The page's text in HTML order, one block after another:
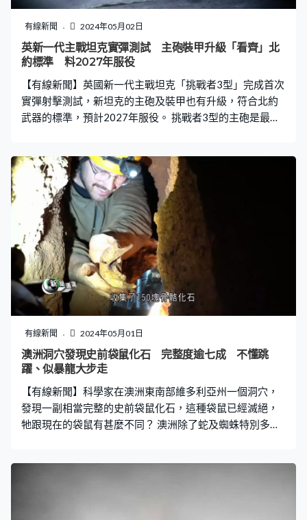
猩猩可能比我們想像中更相似。
有線新聞 2024年05月02日
英新一代主戰坦克實彈測試 主砲裝甲升級「看齊」北
約標準 料2027年服役
【有線新聞】英國新一代主戰坦克「挑戰者3型」完成首次
實彈射擊測試，新坦克的主砲及裝甲也有升級，符合北約
武器的標準，預計2027年服役。 挑戰者3型的主砲是最新
經有四分之一個世紀沒更新過主戰坦克，所以這款挑戰者3
型被視為英國陸軍現代化的象徵，由英國及德國合作研
發，首次實彈測試於德國進行。 主砲由上一代的線膛砲改
成滑膛砲，與北約標準看齊，意味可以跟北約其他坦克共
享彈藥，降低英軍的後勤成本；除了主砲，裝甲及瞄準系
統也有升級，例如砲塔的防護加強了，亦可以用紅外線影
像瞄準；另外挑戰者3型配備防禦系統，能夠偵測來犯的反
坦克飛彈，並且主動截擊，於半空將其摧毀。 新坦克第一
批生產了8輛，之後會再生產148輛，預計2027年投入應
用，至少會服役至2040年。
有線新聞 2024年05月01日
澳洲洞穴發現史前袋鼠化石 完整度逾七成 不懂跳
躍、似暴龍大步走
【有線新聞】科學家在澳洲東南部維多利亞州一個洞穴，
發現一副相當完整的史前袋鼠化石，這種袋鼠已經滅絕，
牠跟現在的袋鼠有甚麼不同？ 澳洲除了蛇及蜘蛛特別多，